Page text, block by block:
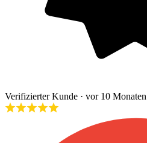
Verifizierter Kunde · vor 10 Monaten